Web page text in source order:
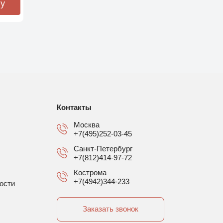
Контакты
Москва
+7(495)252-03-45
Санкт-Петербург
+7(812)414-97-72
Кострома
+7(4942)344-233
Заказать звонок